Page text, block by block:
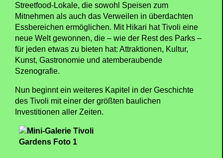
Streetfood-Lokale, die sowohl Speisen zum
Mitnehmen als auch das Verweilen in überdachten
Essbereichen ermöglichen. Mit Hikari hat Tivoli eine
neue Welt gewonnen, die – wie der Rest des Parks –
für jeden etwas zu bieten hat: Attraktionen, Kultur,
Kunst, Gastronomie und atemberaubende
Szenografie.
Nun beginnt ein weiteres Kapitel in der Geschichte
des Tivoli mit einer der größten baulichen
Investitionen aller Zeiten.